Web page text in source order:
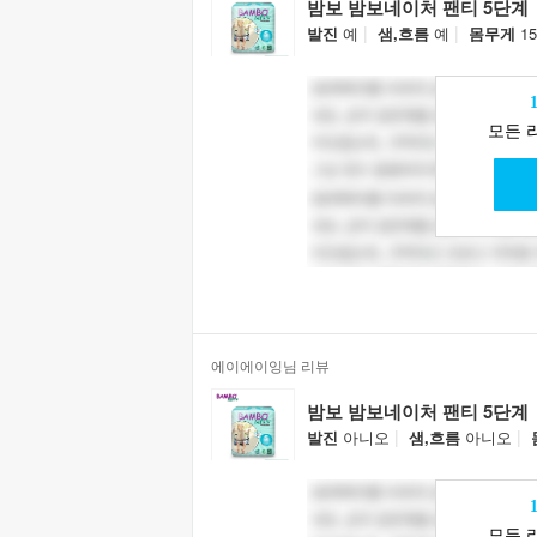
밤보 밤보네이처 팬티 5단계
발진 예 | 샘,흐름 예 | 몸무게
모든
에이에이잉님 리뷰
밤보 밤보네이처 팬티 5단계
발진 아니오 | 샘,흐름 아니오 |